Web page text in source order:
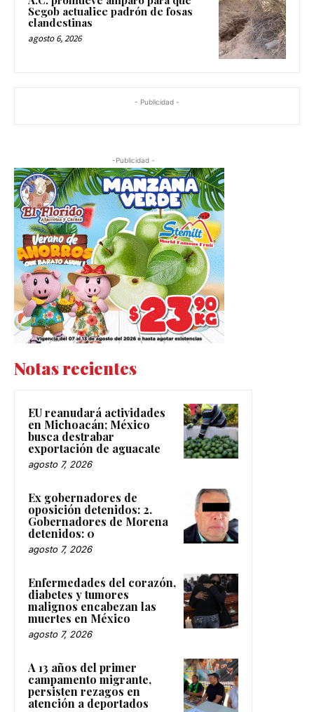
Segob actualice padrón de fosas
clandestinas
agosto 6, 2026
- Publicidad -
-Publicidad -
Notas recientes
EU reanudará actividades
en Michoacán; México
busca destrabar
exportación de aguacate
agosto 7, 2026
Ex gobernadores de
oposición detenidos: 2.
Gobernadores de Morena
detenidos: 0
agosto 7, 2026
Enfermedades del corazón,
diabetes y tumores
malignos encabezan las
muertes en México
agosto 7, 2026
A 13 años del primer
campamento migrante,
persisten rezagos en
atención a deportados